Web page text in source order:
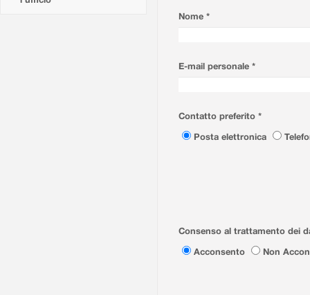
Nome *
E-mail personale *
Contatto preferito *
Posta elettronica
Consenso al trattamento dei
Acconsento
Non